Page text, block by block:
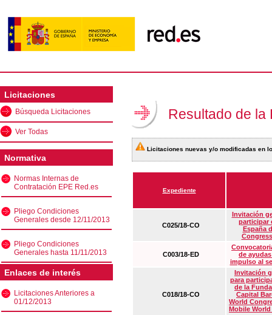
Licitaciones
Búsqueda Licitaciones
Ver Todas
Normativa
Normas Internas de
Contratación EPE Red.es
Pliego Condiciones
Generales desde 12/11/2013
Pliego Condiciones
Generales hasta 11/11/2013
Enlaces de interés
Licitaciones Anteriores a
01/12/2013
Resultado de la
Licitaciones nuevas y/o modificadas en
Expediente
C025/18-CO
Invitación
participar
España
C003/18-ED
de
impulso al
C018/18-CO
Invitación
para
de la
Capital
World
Mobile